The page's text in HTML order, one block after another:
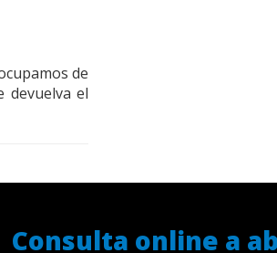
de
devuelva el
Consulta online a